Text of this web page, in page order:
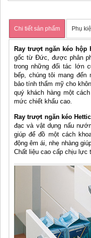
Chi tiết sản phẩm Phụ
Ray trượt ngăn kéo hộp
gốc từ Đức, được phân
trong những đối tác lớn
bếp, chúng tôi mang
bảo tính thẩm mỹ cho
quý khách hàng một
mức chiết khấu cao.
Ray trượt ngăn kéo
đạc và vật dụng nấu
giúp để đồ một cách
động êm ái, nhẹ nhàng
Chất liệu cao cấp chịu lực